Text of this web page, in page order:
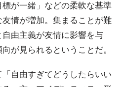
が一緒」などの柔軟な基準
情が増加。集まることが難
由主義が友情に影響を与
が見られるということだ。
自由すぎてどうしたらいい